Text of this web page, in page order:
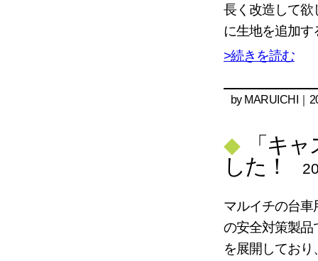
長く改造して欲
に生地を追加
>続きを読む
by MARUICHI ｜
◆
「キ
した！
マルイチの台
の安全対策製品
を展開してお